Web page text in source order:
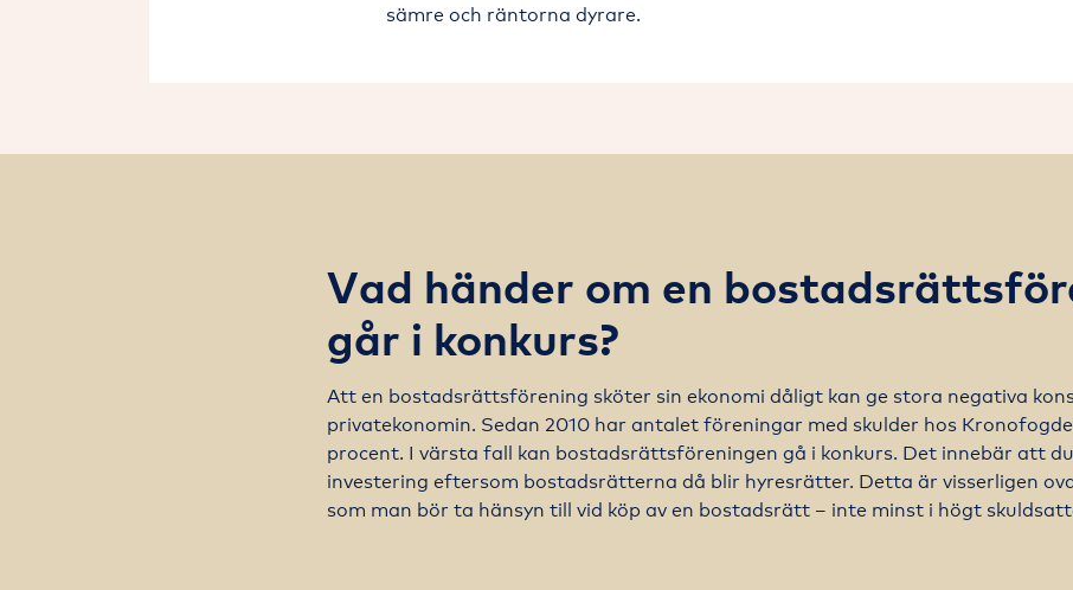
sämre och räntorna dyrare.
Vad händer om en
går i konkurs?
Att en bostadsrättsförening sköter sin ekonomi dåligt kan ge stora negativa
privatekonomin. Sedan 2010 har antalet föreningar med skulder hos
procent. I värsta fall kan bostadsrättsföreningen gå i konkurs. Det innebär att
investering eftersom bostadsrätterna då blir hyresrätter. Detta är visserligen
som man bör ta hänsyn till vid köp av en bostadsrätt – inte minst i högt